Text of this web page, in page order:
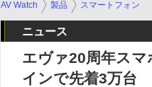
AV Watch 製品 スマートフォン
ニュース
エヴァ20周年ス
インで先着3万台